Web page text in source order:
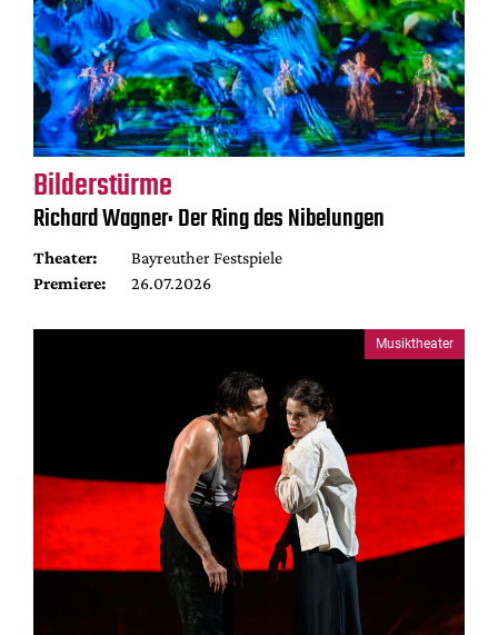
Bilderstürme
Richard Wagner: Der Ring des Nibelungen
Theater:
Bayreuther Festspiele
Premiere:
26.07.2026
Musiktheater